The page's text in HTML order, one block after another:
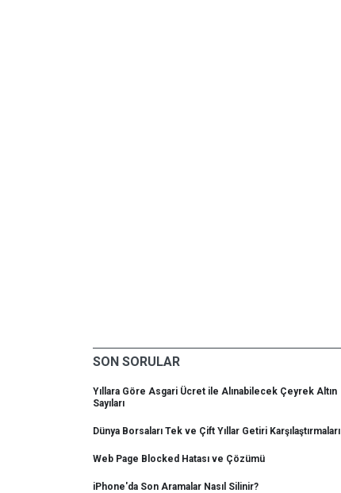
SON SORULAR
Yıllara Göre Asgari Ücret ile Alınabilecek Çeyrek Altın
Sayıları
Dünya Borsaları Tek ve Çift Yıllar Getiri Karşılaştırmaları
Web Page Blocked Hatası ve Çözümü
iPhone'da Son Aramalar Nasıl Silinir?